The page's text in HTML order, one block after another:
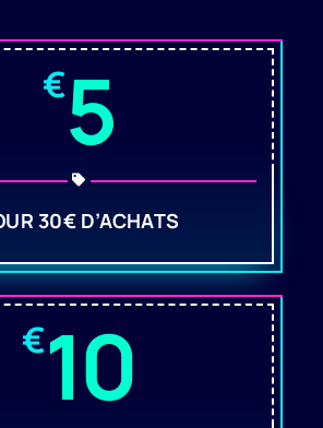
€5
30€ D’ACHATS
€10